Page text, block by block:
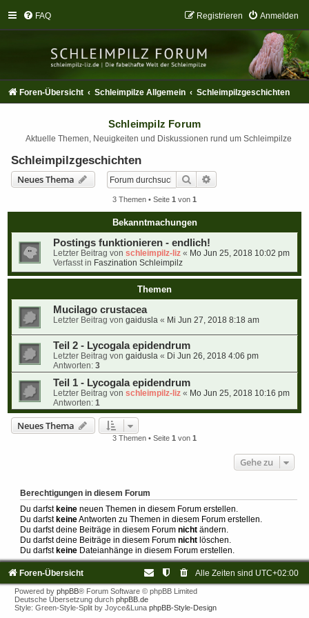
FAQ Anmelden
Registrieren
Foren-Übersicht Schleimpilze Allgemein Schleimpilzgeschichten
Schleimpilz Forum
Aktuelle Themen, Neuigkeiten und Diskussionen rund um Schleimpilze
Schleimpilzgeschichten
Neues Thema
Suche
3 Themen • Seite 1 von 1
Bekanntmachungen
Postings funktionieren - endlich!
Letzter Beitrag von schleimpilz-liz « Mo Jun 25, 2018 10:02 pm
Verfasst in Faszination Schleimpilz
Themen
Mucilago crustacea
Letzter Beitrag von gaidusla « Mi Jun 27, 2018 8:18 am
Teil 2 - Lycogala epidendrum
Letzter Beitrag von gaidusla « Di Jun 26, 2018 4:06 pm
Antworten: 3
Teil 1 - Lycogala epidendrum
Letzter Beitrag von schleimpilz-liz « Mo Jun 25, 2018 10:16 pm
Antworten: 1
Neues Thema
3 Themen • Seite 1 von 1
Gehe zu
Berechtigungen in diesem Forum
Du darfst keine neuen Themen in diesem Forum erstellen.
Du darfst keineAntworten zu Themen in diesem Forum erstellen.
Du darfst deine Beiträge in diesem Forum nicht ändern.
Du darfst deine Beiträge in diesem Forum nicht löschen.
Du darfst keine Dateianhänge in diesem Forum erstellen.
Foren-Übersicht Alle Zeiten sind UTC+02:00
Powered by phpBB® Forum Software © phpBB Limited
Deutsche Übersetzung durch phpBB.de
Style: Green-Style-Split by Joyce&Luna phpBB-Style-Design